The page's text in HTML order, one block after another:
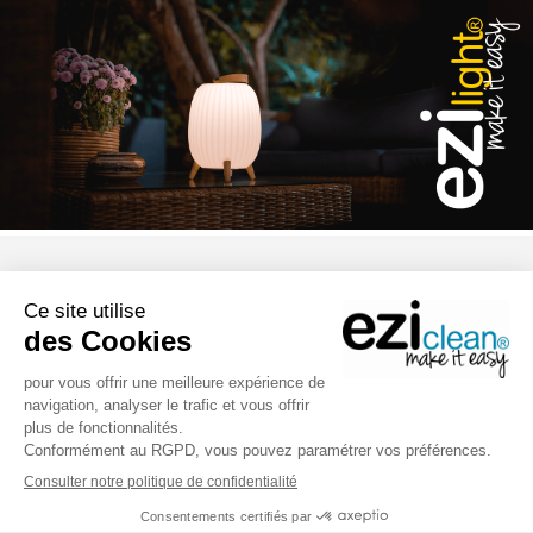
Mentions légales
Politique de confidentialité
Garantie commerciale
La presse en parle
Eziwatt
Nous contacter